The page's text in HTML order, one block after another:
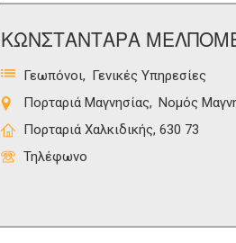
ΚΩΝΣΤΑΝΤΑΡΑ
Γεωπόνοι
Γενικές Υπηρεσίες
Πορταριά Μαγνησίας
Νομός
Πορταριά Χαλκιδικής, 630 73
Τηλέφωνο